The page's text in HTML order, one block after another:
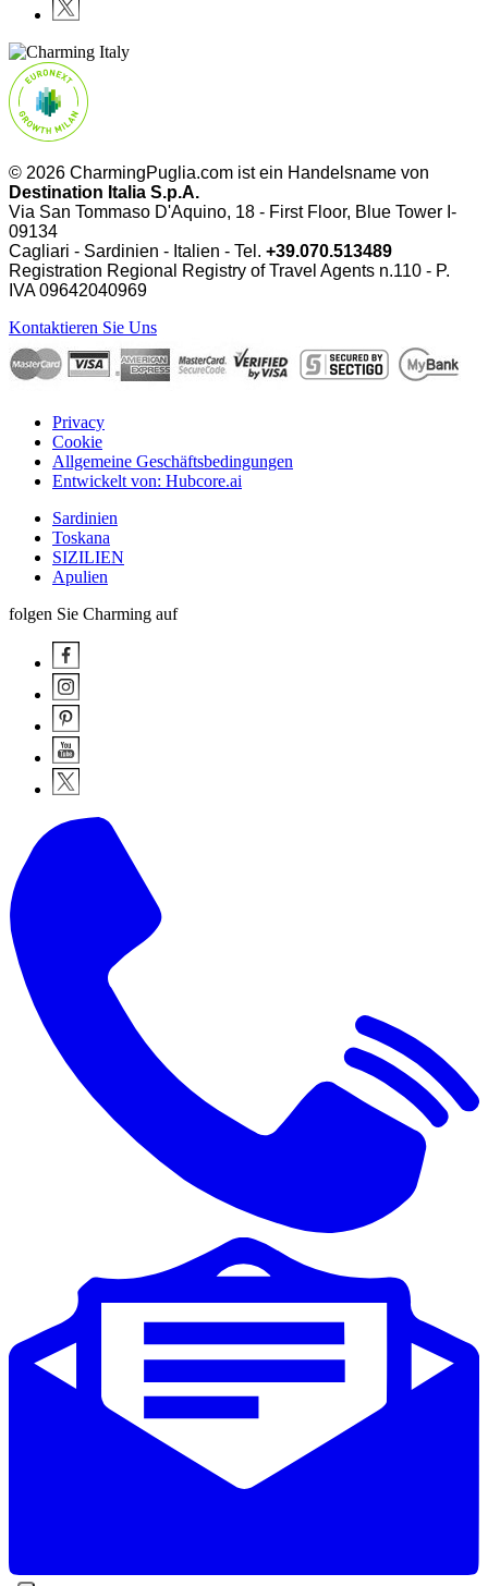
© 2026 CharmingPuglia.com ist ein Handelsname von
Destination Italia S.p.A.
Via San Tommaso D'Aquino, 18 - First Floor, Blue Tower I-
09134
Cagliari - Sardinien - Italien - Tel. +39.070.513489
Registration Regional Registry of Travel Agents n.110 - P.
IVA09642040969
Kontaktieren Sie Uns
Privacy
Cookie
Allgemeine Geschäftsbedingungen
Entwickelt von: Hubcore.ai
Sardinien
Toskana
SIZILIEN
Apulien
folgen Sie Charming auf